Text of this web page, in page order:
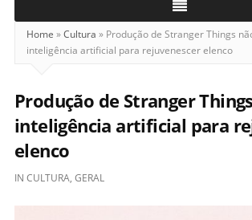
Home »Cultura » Produção de Stranger Things
inteligência artificial para rejuvenescer elenco
Produção de Stranger
inteligência artificial para
elenco
IN CULTURA, GERAL